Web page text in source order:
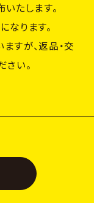
たします。
ります。
すが、返品・交
い。